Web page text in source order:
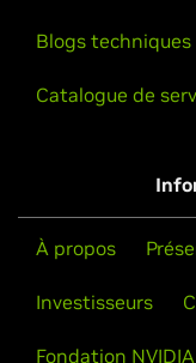
Blogs
Catalogue de
À propos
Investisseurs
Fondation NVIDIA